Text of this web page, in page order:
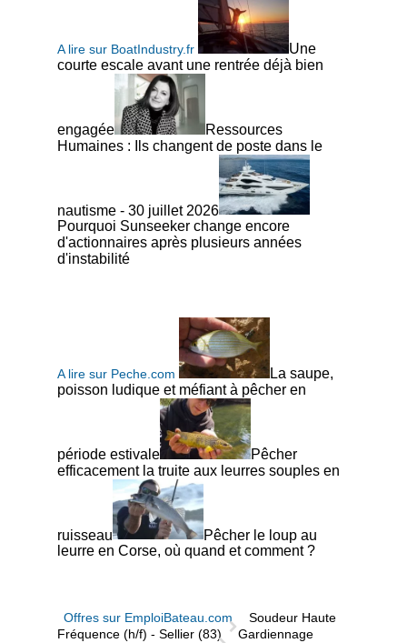
A lire sur BoatIndustry.fr
Une
courte escale avant une rentrée déjà bien
engagée
Ressources
Humaines : Ils changent de poste dans le
nautisme - 30 juillet 2026
Pourquoi Sunseeker change encore
d'actionnaires après plusieurs années
d'instabilité
A lire sur Peche.com
La saupe,
poisson ludique et méfiant à pêcher en
période estivale
Pêcher
efficacement la truite aux leurres souples en
ruisseau
Pêcher le loup au
leurre en Corse, où quand et comment ?
Offres sur EmploiBateau.com
Soudeur Haute
Fréquence (h/f) - Sellier (83)
Gardiennage